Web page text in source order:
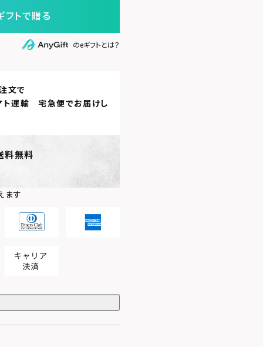
トで贈る
のeギフトとは？
文で
ト運輸 宅急便でお届けし
料無料
ます